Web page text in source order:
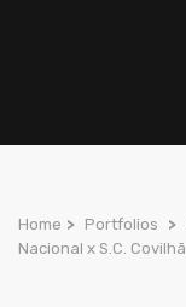
Home > Portfolios >
Nacional x S.C. Covilhã